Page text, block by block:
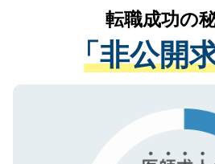
は、個人情報の取り扱
管理基準を満たした事
る、プライバシーマー
で、機密保持に関して
かがいして、現在の医
経験をまじえながら、
させていただきます。
ない方には、長期的な
ので、まずはご登録く
転職成功の
「非公開